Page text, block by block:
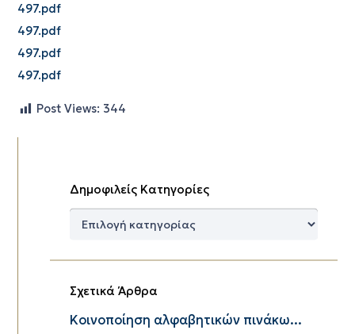
497.pdf
497.pdf
497.pdf
497.pdf
Post Views: 344
Δημοφιλείς Κατηγορίες
Δημοφιλείς
Σχετικά Άρθρα
Κοινοποίηση αλφαβητικών πινάκω...